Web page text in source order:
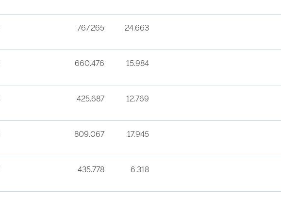
767.265 24.663
660.476 15.984
425.687 12.769
809.067 17.945
435.778 6.318